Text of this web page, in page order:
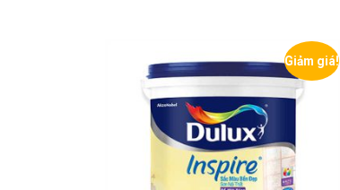
Giảm giá!